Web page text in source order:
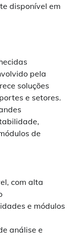
disponível em
pela
soluções
e setores.
de
com alta
e módulos
análise e